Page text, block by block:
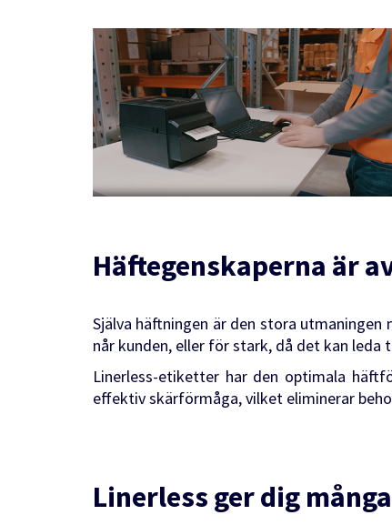
Häftegenskaperna är
Själva häftningen är den stora
når kunden, eller för stark, då det kan leda
Linerless-etiketter har den optimala
effektiv skärförmåga, vilket eliminerar
Linerless ger dig